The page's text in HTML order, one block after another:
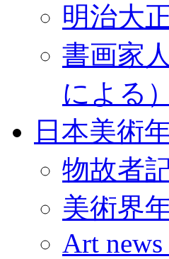
明治大
書画家
による）
日本美術
物故者
美術界
Art news